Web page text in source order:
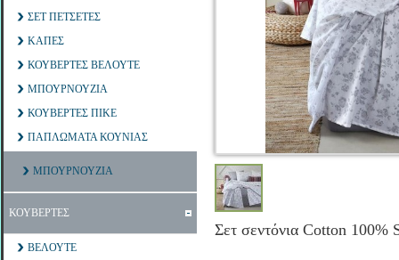
ΣΕΤ ΠΕΤΣΕΤΕΣ
ΚΑΠΕΣ
ΚΟΥΒΕΡΤΕΣ ΒΕΛΟΥΤΕ
ΜΠΟΥΡΝΟΥΖΙΑ
ΚΟΥΒΕΡΤΕΣ ΠΙΚΕ
ΠΑΠΛΩΜΑΤΑ ΚΟΥΝΙΑΣ
ΜΠΟΥΡΝΟΥΖΙΑ
ΚΟΥΒΕΡΤΕΣ
ΒΕΛΟΥΤΕ
Σετ σεντόνια Cotton 100%